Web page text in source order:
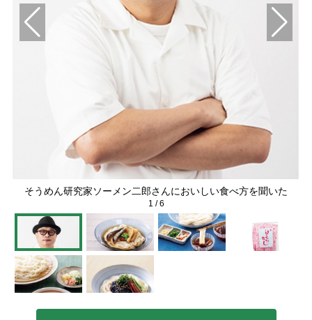
そうめん研究家ソーメン二郎さんにおいしい食べ方を聞いた
1 /6